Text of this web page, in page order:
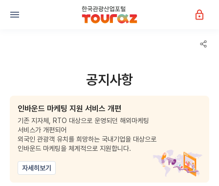
공지사항
인바운드 마케팅 지원 서비스 개편
기존 지자체, RTO 대상으로 운영되던 해외마케팅
서비스가 개편되어
외국인 관광객 유치를 희망하는 국내기업을 대상으로
인바운드 마케팅을 체계적으로 지원합니다.
자세히보기